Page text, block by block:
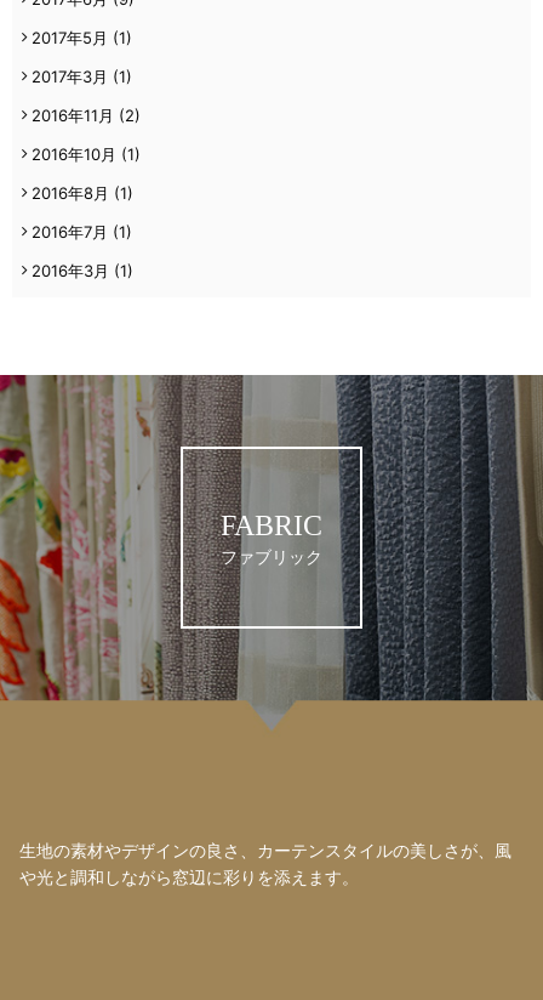
2017年5月 (1)
2017年3月 (1)
2016年11月 (2)
2016年10月 (1)
2016年8月 (1)
2016年7月 (1)
2016年3月 (1)
FABRIC
ファブリック
生地の素材やデザインの良さ、カーテンスタイルの美しさが、風
や光と調和しながら窓辺に彩りを添えます。